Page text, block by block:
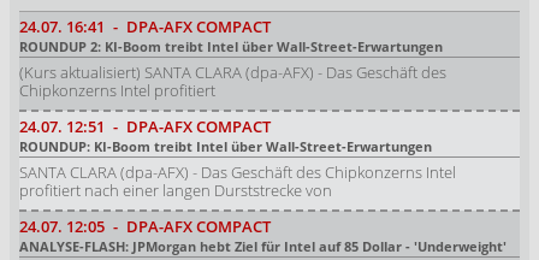
24.07. 16:41 - DPA-AFX COMPACT
ROUNDUP 2: KI-Boom treibt Intel über Wall-Street-Erwartungen
(Kurs aktualisiert) SANTA CLARA (dpa-AFX) - Das Geschäft des
Chipkonzerns Intel profitiert
24.07. 12:51 - DPA-AFX COMPACT
ROUNDUP: KI-Boom treibt Intel über Wall-Street-Erwartungen
SANTA CLARA (dpa-AFX) - Das Geschäft des Chipkonzerns Intel
profitiert nach einer langen Durststrecke von
24.07. 12:05 - DPA-AFX COMPACT
ANALYSE-FLASH: JPMorgan hebt Ziel für Intel auf 85 Dollar - 'Underweight'